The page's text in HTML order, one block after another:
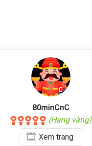
80minCnC
(Hạng vàng)
Xemtrang